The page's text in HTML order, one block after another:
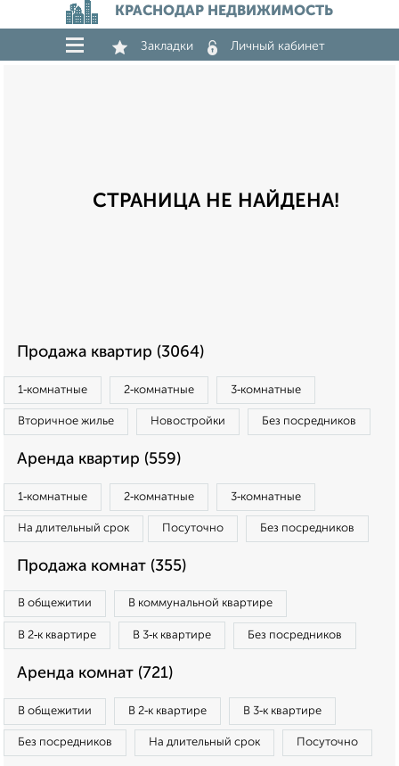
КРАСНОДАР НЕДВИЖИМОСТЬ
Закладки Личный кабинет
СТРАНИЦА НЕ НАЙДЕНА!
Продажа квартир (3064)
1‑комнатные 2‑комнатные 3‑комнатные
Вторичное жилье Новостройки Без посредников
Аренда квартир (559)
1‑комнатные 2‑комнатные 3‑комнатные
На длительный срок Посуточно Без посредников
Продажа комнат (355)
В общежитии В коммунальной квартире
В 2‑к квартире В 3‑к квартире Без посредников
Аренда комнат (721)
В общежитии В 2‑к квартире В 3‑к квартире
Без посредников На длительный срок Посуточно